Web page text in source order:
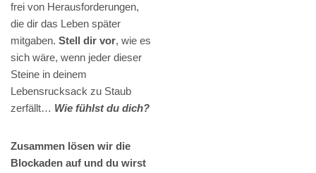
frei von Herausforderungen,
die dir das Leben später
mitgaben. Stell dir vor, wie es
sich wäre, wenn jeder dieser
Steine in deinem
Lebensrucksack zu Staub
zerfällt… Wie fühlst du dich?
Zusammen lösen wir die
Blockaden auf und du wirst